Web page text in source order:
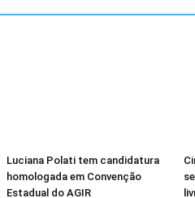
Luciana Polati tem candidatura
homologada em Convenção
Estadual do AGIR